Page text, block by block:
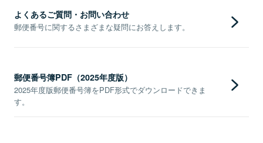
よくあるご質問・お問い合わせ
郵便番号に関するさまざまな疑問にお答えします。
郵便番号簿PDF（2025年度版）
2025年度版郵便番号簿をPDF形式でダウンロードできま
す。